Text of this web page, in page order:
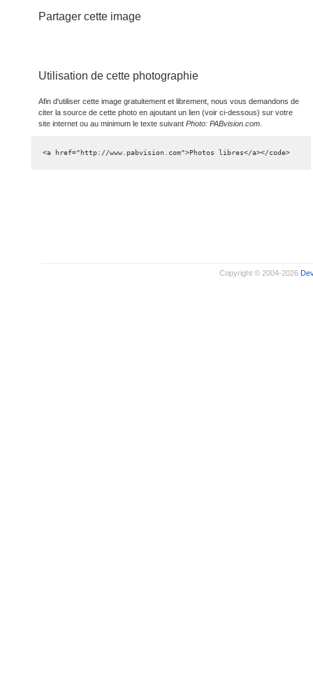
Partager cette image
Utilisation de cette photographie
Afin d'utiliser cette image gratuitement et librement, nous vous demandons de
citer la source de cette photo en ajoutant un lien (voir ci-dessous) sur votre
site internet ou au minimum le texte suivant Photo: PABvision.com
<a href="http://www.pabvision.com">Photos libres</a></code>
Copyright © 2004-2026